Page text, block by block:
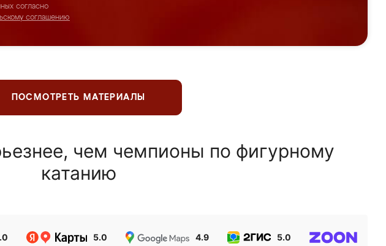
согласно
соглашению
ПОСМОТРЕТЬ МАТЕРИАЛЫ
чем чемпионы по фигурному
катанию
5.0 4.9 5.0